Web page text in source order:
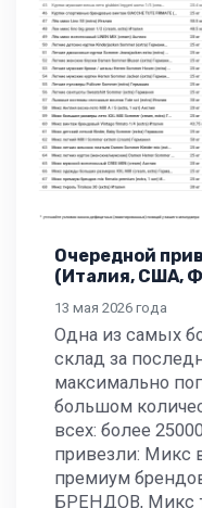
Очередной
(Италия, США,
13 мая 2026 года
Одна из самых
склад за
максимально
большом
всех: более
привезли: Микс
премиум
БРЕНДОВ, Микс